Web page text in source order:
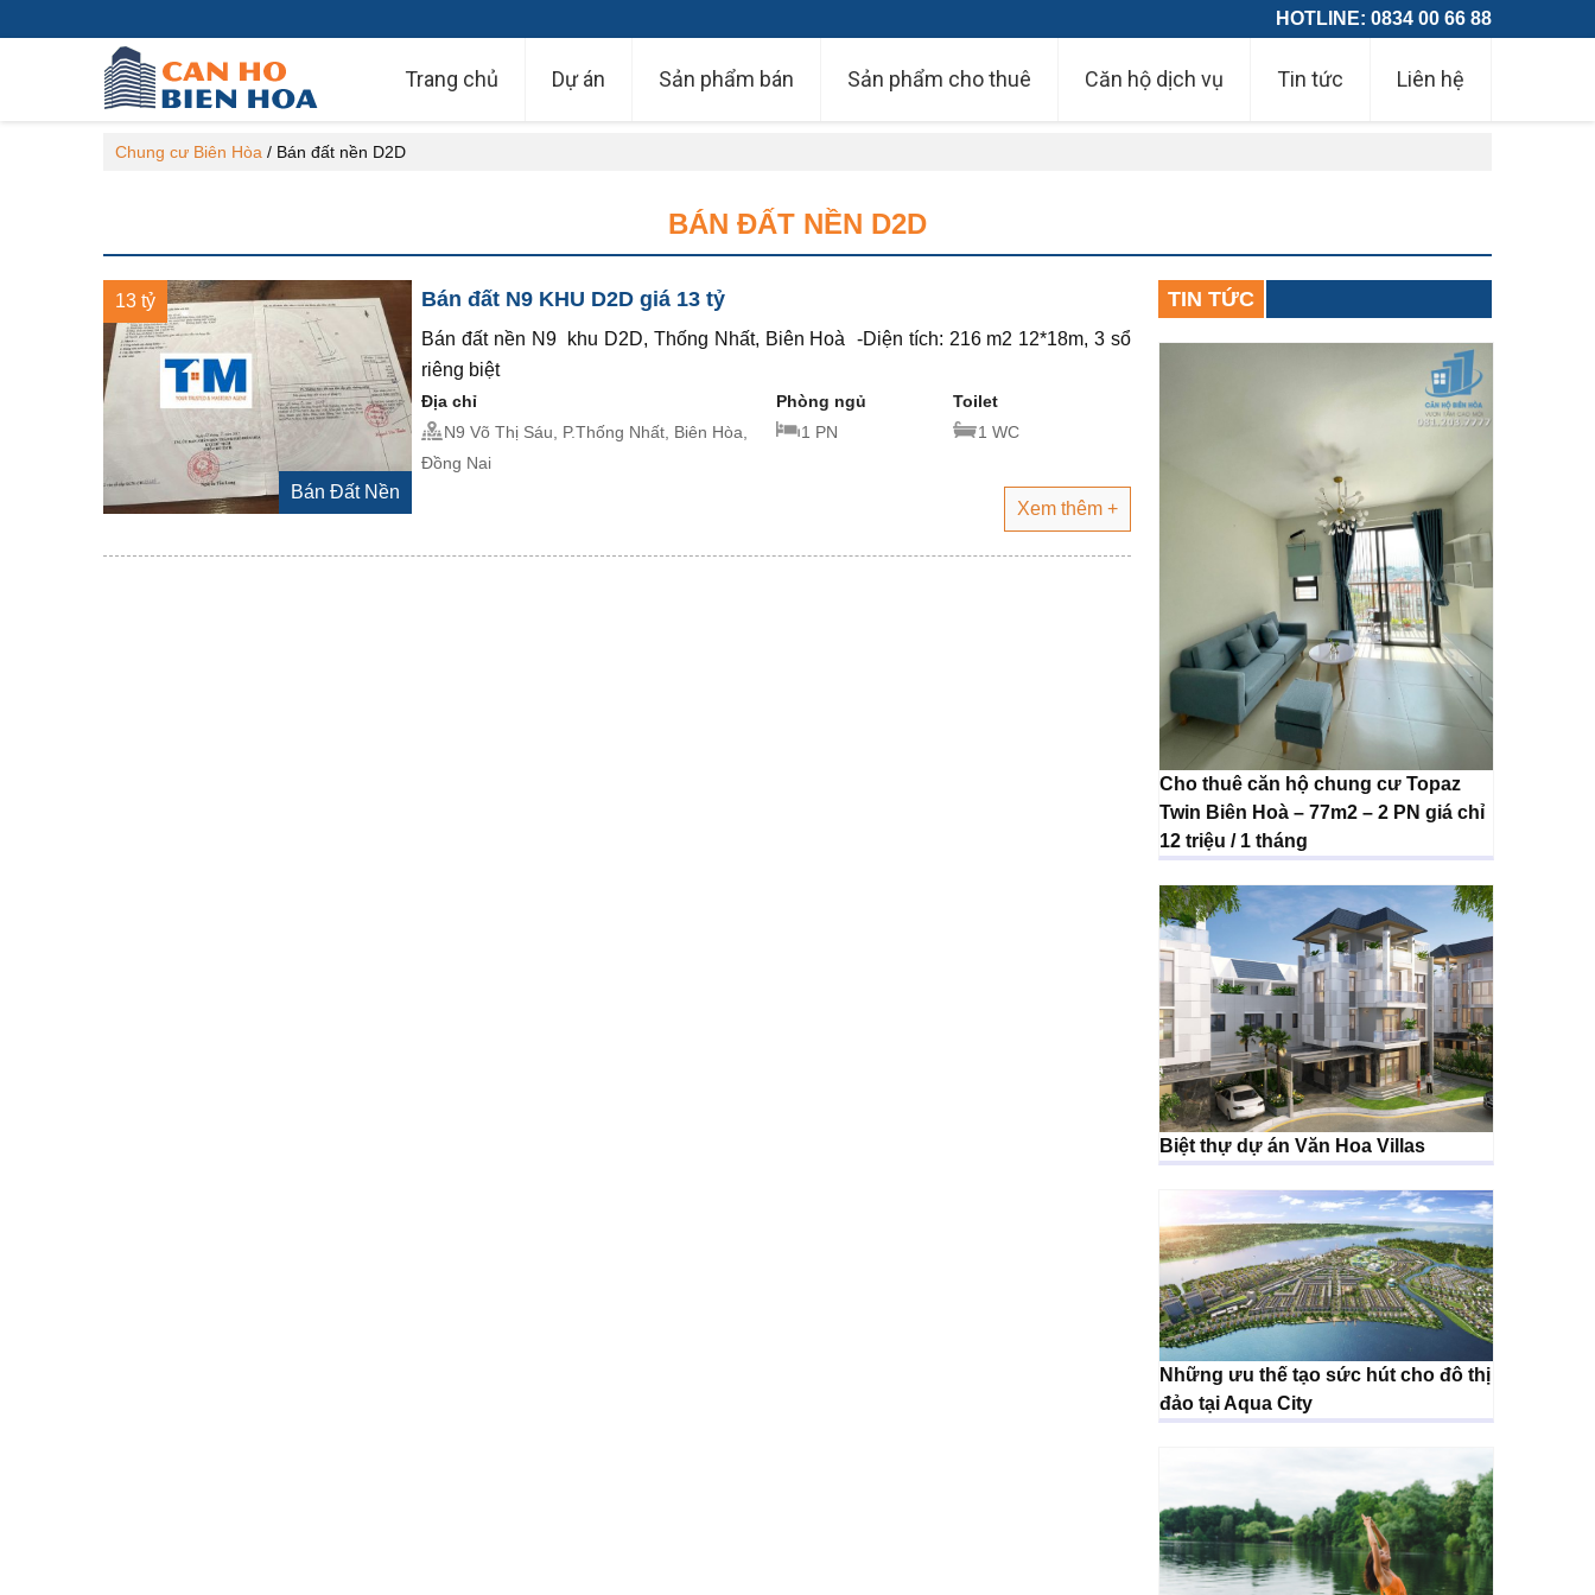
HOTLINE: 0834 00 66 88
Trang chủ Dự án Sản phẩm bán Sản phẩm cho thuê Căn hộ dịch vụ Tin tức Liên hệ
Chung cư Biên Hòa / Bán đất nền D2D
BÁN ĐẤT NỀN D2D
13 tỷ
Bán Đất Nền
Bán đất N9 KHU D2D giá 13 tỷ
Bán đất nền N9 khu D2D, Thống Nhất, Biên Hoà -Diện tích: 216 m2 12*18m, 3 sổ
riêng biệt
Địa chỉ Phòng ngủ
Toilet
N9 Võ Thị Sáu, P.Thống Nhất, Biên Hòa,
Đồng Nai
1 PN 1 WC
Xem thêm +
TIN TỨC
Cho thuê căn hộ chung cư Topaz
Twin Biên Hoà – 77m2 – 2 PN giá chỉ
12 triệu / 1 tháng
Biệt thự dự án Văn Hoa Villas
Những ưu thế tạo sức hút cho đô thị
đảo tại Aqua City